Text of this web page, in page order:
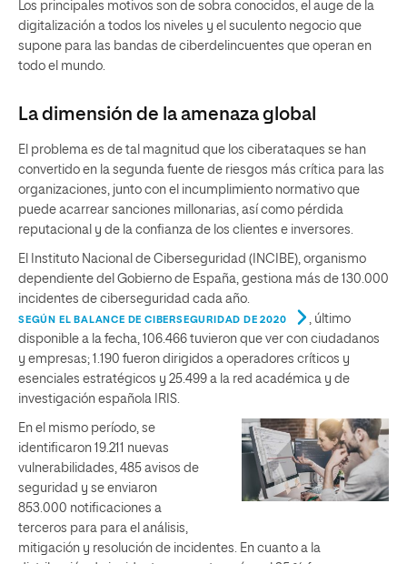
Los principales motivos son de sobra conocidos, el auge de la
digitalización a todos los niveles y el suculento negocio que
supone para las bandas de ciberdelincuentes que operan en
todo el mundo.
La dimensión de la amenaza global
El problema es de tal magnitud que los ciberataques se han
convertido en la segunda fuente de riesgos más crítica para las
organizaciones, junto con el incumplimiento normativo que
puede acarrear sanciones millonarias, así como pérdida
reputacional y de la confianza de los clientes e inversores.
El Instituto Nacional de Ciberseguridad (INCIBE), organismo
dependiente del Gobierno de España, gestiona más de 130.000
incidentes de ciberseguridad cada año.
SEGÚN EL BALANCE DE CIBERSEGURIDAD DE 2020
, último
disponible a la fecha, 106.466 tuvieron que ver con ciudadanos
y empresas; 1.190 fueron dirigidos a operadores críticos y
esenciales estratégicos y 25.499 a la red académica y de
investigación española IRIS.
En el mismo período, se
identificaron 19.211 nuevas
vulnerabilidades, 485 avisos de
seguridad y se enviaron
853.000 notificaciones a
terceros para para el análisis,
mitigación y resolución de incidentes. En cuanto a la